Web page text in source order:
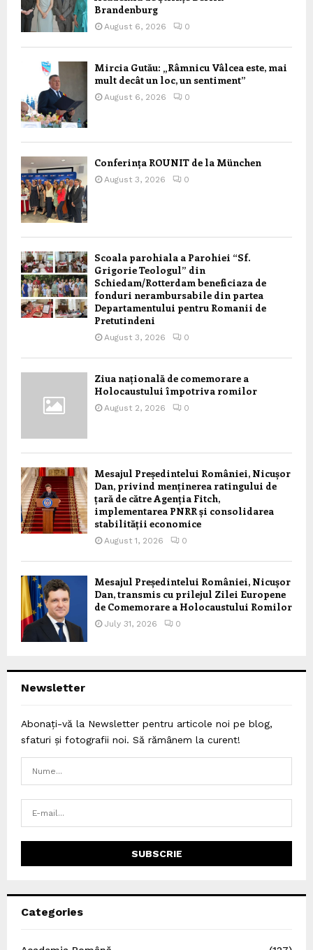
Brandenburg
August 6, 2026 0
Mircia Gutău: „Râmnicu Vâlcea este, mai
mult decât un loc, un sentiment”
August 6, 2026 0
Conferința ROUNIT de la München
August 3, 2026 0
Scoala parohiala a Parohiei “Sf.
Grigorie Teologul” din
Schiedam/Rotterdam beneficiaza de
fonduri nerambursabile din partea
Departamentului pentru Romanii de
Pretutindeni
August 3, 2026 0
Ziua națională de comemorare a
Holocaustului împotriva romilor
August 2, 2026 0
Mesajul Președintelui României, Nicușor
Dan, privind menținerea ratingului de
țară de către Agenția Fitch,
implementarea PNRR și consolidarea
stabilității economice
August 1, 2026 0
Mesajul Președintelui României, Nicușor
Dan, transmis cu prilejul Zilei Europene
de Comemorare a Holocaustului Romilor
July 31, 2026 0
Newsletter
Abonați-vă la Newsletter pentru articole noi pe blog,
sfaturi și fotografii noi. Să rămânem la curent!
Categories